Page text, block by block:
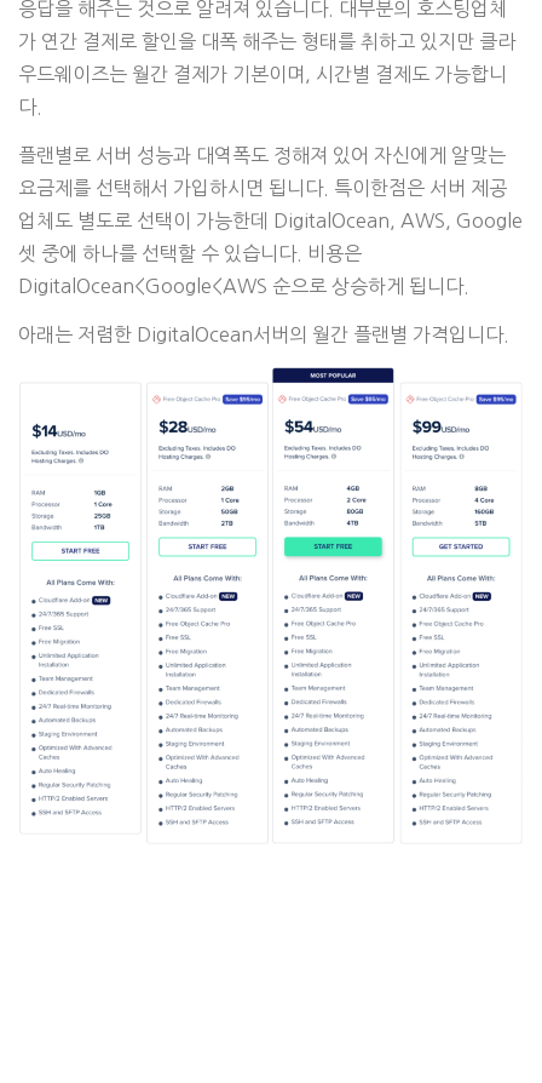
응답을 해주는 것으로 알려져 있습니다. 대부분의 호스팅업체
가 연간 결제로 할인을 대폭 해주는 형태를 취하고 있지만 클라
우드웨이즈는 월간 결제가 기본이며, 시간별 결제도 가능합니
다.
플랜별로 서버 성능과 대역폭도 정해져 있어 자신에게 알맞는
요금제를 선택해서 가입하시면 됩니다. 특이한점은 서버 제공
업체도 별도로 선택이 가능한데 DigitalOcean, AWS, Google
셋 중에 하나를 선택할 수 있습니다. 비용은
DigitalOcean<Google<AWS 순으로 상승하게 됩니다.
아래는 저렴한 DigitalOcean서버의 월간 플랜별 가격입니다.